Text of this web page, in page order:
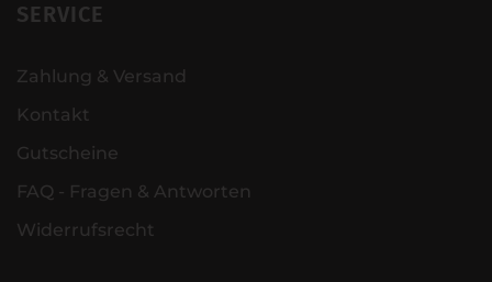
SERVICE
Zahlung & Versand
Kontakt
Gutscheine
FAQ - Fragen & Antworten
Widerrufsrecht